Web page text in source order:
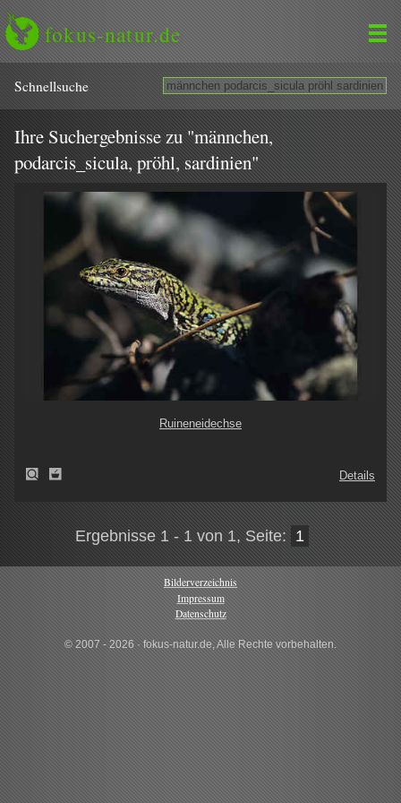
fokus-natur.de
Schnell­suche
Ihre Suchergebnisse zu "männchen,
podarcis_sicula, pröhl, sardinien"
Ruineneidechse
Details
Ergebnisse 1 - 1 von 1, Seite: 1
Bilderverzeichnis
Impressum
Datenschutz
© 2007 - 2026 · fokus-natur.de, Alle Rechte vorbehalten.